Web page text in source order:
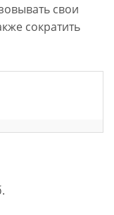
свои
сократить